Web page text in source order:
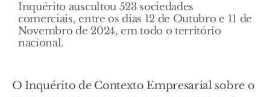
Inquérito auscultou 523 sociedades
comerciais, entre os dias 12 de Outubro e 11 de
Novembro de 2024, em todo o território
nacional.
O Inquérito de Contexto Empresarial sobre o